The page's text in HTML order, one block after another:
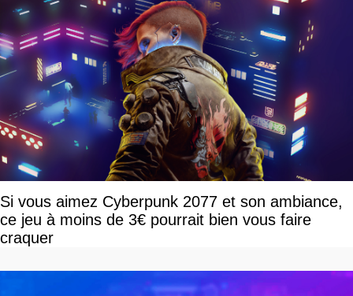
Si vous aimez Cyberpunk 2077 et son ambiance,
ce jeu à moins de 3€ pourrait bien vous faire
craquer